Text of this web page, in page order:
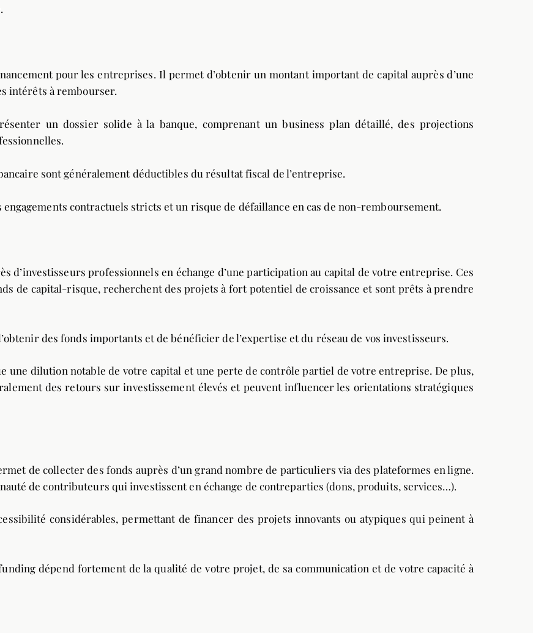
pour les entreprises. Il permet d’obtenir un montant important de capital auprès d’une
intérêts à rembourser.
un dossier solide à la banque, comprenant un business plan détaillé, des projections
sont généralement déductibles du résultat fiscal de l’entreprise.
contractuels stricts et un risque de défaillance en cas de non-remboursement.
d’investisseurs professionnels en échange d’une participation au capital de votre entreprise. Ces
de capital-risque, recherchent des projets à fort potentiel de croissance et sont prêts à prendre
des fonds importants et de bénéficier de l’expertise et du réseau de vos investisseurs.
une dilution notable de votre capital et une perte de contrôle partiel de votre entreprise. De plus,
des retours sur investissement élevés et peuvent influencer les orientations stratégiques
de collecter des fonds auprès d’un grand nombre de particuliers via des plateformes en ligne.
de contributeurs qui investissent en échange de contreparties (dons, produits, services…).
considérables, permettant de financer des projets innovants ou atypiques qui peinent à
dépend fortement de la qualité de votre projet, de sa communication et de votre capacité à